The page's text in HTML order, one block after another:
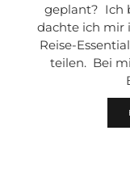
geplant? Ich
dachte ich mir
Reise-
teilen. Bei